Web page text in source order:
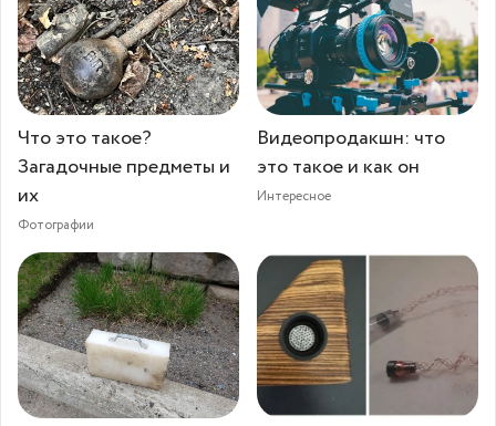
Что это такое?
Загадочные предметы и
их
Фотографии
Видеопродакшн: что
это такое и как он
Интересное